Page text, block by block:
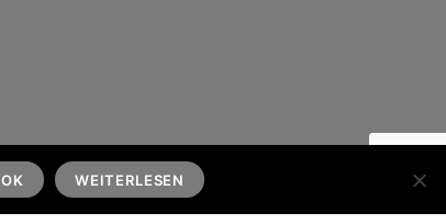
To
Top
OK WEITERLESEN